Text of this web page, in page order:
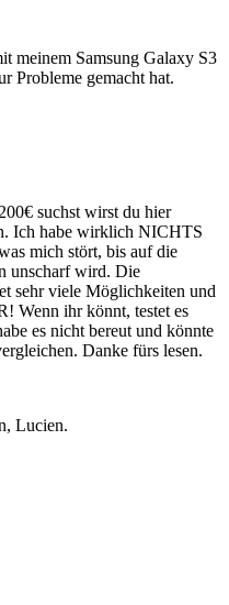
meinem Samsung Galaxy S3
Probleme gemacht hat.
suchst wirst du hier
Ich habe wirklich NICHTS
mich stört, bis auf die
unscharf wird. Die
sehr viele Möglichkeiten und
Wenn ihr könnt, testet es
es nicht bereut und könnte
Danke fürs lesen.
Lucien.